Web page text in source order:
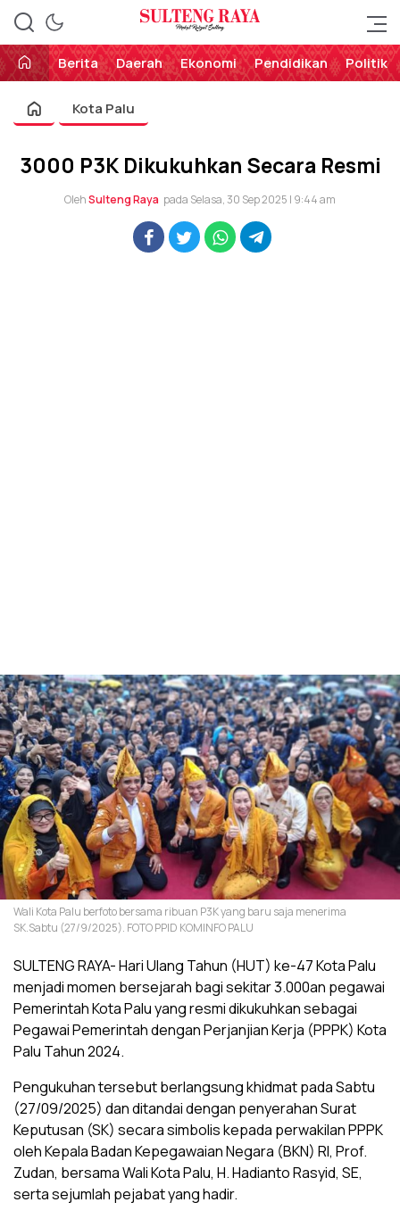
Sulteng Raya
Perekat Rakyat Sulteng
Berita
Daerah Ekonomi Pendidikan Politik
Kota Palu
3000 P3K Dikukuhkan Secara Resmi
OlehSulteng Raya pada Selasa, 30 Sep 2025 | 9:44 am
Wali Kota Palu berfoto bersama ribuan P3K yang baru saja menerima
SK.Sabtu (27/9/2025). FOTO PPID KOMINFO PALU
SULTENG RAYA- Hari Ulang Tahun (HUT) ke-47 Kota Palu
menjadi momen bersejarah bagi sekitar 3.000an pegawai
Pemerintah Kota Palu yang resmi dikukuhkan sebagai
Pegawai Pemerintah dengan Perjanjian Kerja (PPPK) Kota
Palu Tahun 2024.
Pengukuhan tersebut berlangsung khidmat pada Sabtu
(27/09/2025) dan ditandai dengan penyerahan Surat
Keputusan (SK) secara simbolis kepada perwakilan PPPK
oleh Kepala Badan Kepegawaian Negara (BKN) RI, Prof.
Zudan, bersama Wali Kota Palu, H. Hadianto Rasyid, SE,
serta sejumlah pejabat yang hadir.